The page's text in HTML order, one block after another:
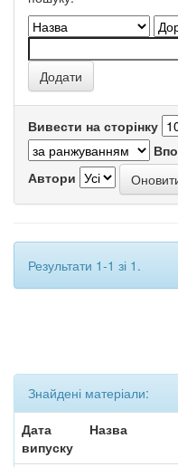
Вивести на сторінку
Автори
Результати 1-1 зі 1.
Знайдені матеріали:
Дата
випуску
Назва